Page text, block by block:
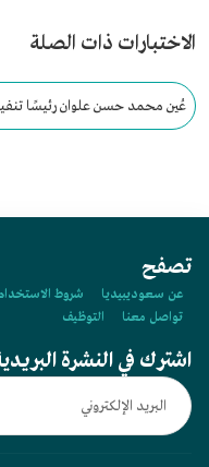
الاختبارات ذات الصلة
عُين محمد حسن علوان رئيسًا
تصفح
عن سعوديبيديا شروط
تواصل معنا
التوظيف
اشترك في النشرة